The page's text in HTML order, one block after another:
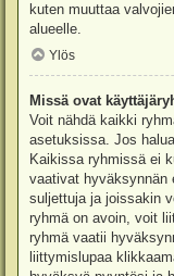
kuten muuttaa
alueelle.
Ylös
Missä ovat
Voit nähdä kaikki
asetuksissa. Jos
Kaikissa ryhmissä ei
vaativat hyväksynnän
suljettuja ja joissakin
ryhmä on avoin, voit
ryhmä vaatii
liittymislupaa